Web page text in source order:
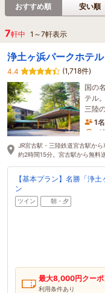
おすすめ順 安い順
7軒中 1 ～7軒表示
浄土ヶ浜パークホテル
4.4
(1,718件)
国の
テル
三陸
1
JR宮古駅・三陸鉄道宮古駅か
約2時間15分。宮古駅から無料
【基本プラン】名勝「浄
ン
ツイン 朝・夕
最大8,000円クー
利用条件あり